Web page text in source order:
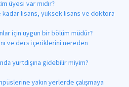
üyesi var mıdır?
kadar lisans, yüksek lisans ve doktora
için uygun bir bölüm müdür?
ve ders içeriklerini nereden
yurtdışına gidebilir miyim?
yakın yerlerde çalışmaya